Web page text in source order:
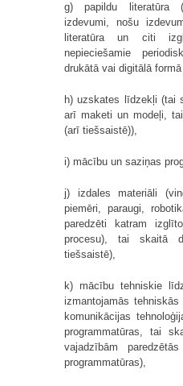
g) papildu literatūra
izdevumi, nošu
literatūra un citi
nepieciešamie
drukātā vai digitālā
h) uzskates līdzekļi (tai
arī maketi un modeļi,
(arī tiešsaistē)),
i) mācību un saziņas
j) izdales materiāli
piemēri, paraugi,
paredzēti katram
procesu), tai skaitā
tiešsaistē),
k) mācību tehniskie
izmantojamās
komunikācijas
programmatūras, tai
vajadzībām
programmatūras),